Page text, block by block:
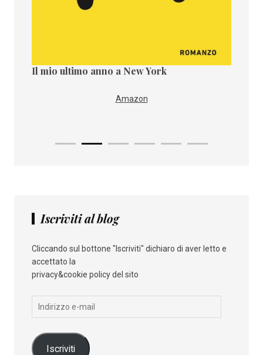
Il mio ultimo anno a New York
Amazon
Iscriviti al blog
Cliccando sul bottone "Iscriviti" dichiaro di aver letto e
accettato la
privacy&cookie policy del sito
Indirizzo
Iscriviti